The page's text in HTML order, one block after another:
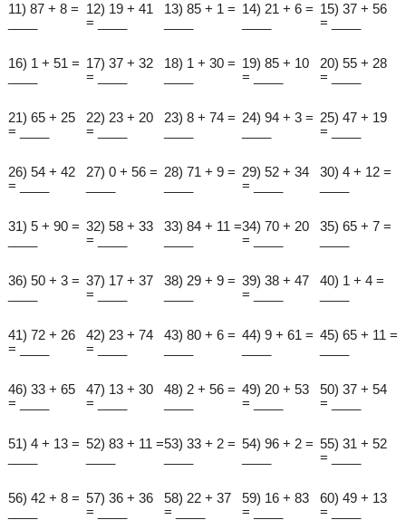
11) 87 + 8 = 12) 19 + 41
= ____
13) 85 + 1 = 14) 21 + 6 = 15) 37 + 56
= ____
16) 1 + 51 = 17) 37 + 32
= ____
18) 1 + 30 = 19) 85 + 10
= ____
20) 55 + 28
= ____
21) 65 + 25
= ____
22) 23 + 20
= ____
23) 8 + 74 = 24) 94 + 3 = 25) 47 + 19
= ____
26) 54 + 42
= ____
27) 0 + 56 = 28) 71 + 9 = 29) 52 + 34
= ____
30) 4 + 12 =
31) 5 + 90 = 32) 58 + 33
= ____
33) 84 + 11 =34) 70 + 20
= ____
35) 65 + 7 =
36) 50 + 3 = 37) 17 + 37
= ____
38) 29 + 9 = 39) 38 + 47
= ____
40) 1 + 4 =
41) 72 + 26
= ____
42) 23 + 74
= ____
43) 80 + 6 = 44) 9 + 61 = 45) 65 + 11 =
46) 33 + 65
= ____
47) 13 + 30
= ____
48) 2 + 56 = 49) 20 + 53
= ____
50) 37 + 54
= ____
51) 4 + 13 = 52) 83 + 11 =53) 33 + 2 = 54) 96 + 2 = 55) 31 + 52
= ____
56) 42 + 8 = 57) 36 + 36
= ____
58) 22 + 37
= ____
59) 16 + 83
= ____
60) 49 + 13
= ____